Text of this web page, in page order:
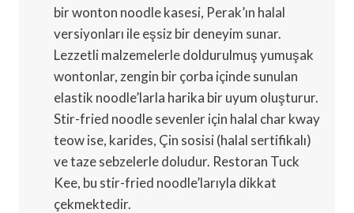
bir wonton noodle kasesi, Perak’ın halal
versiyonları ile eşsiz bir deneyim sunar.
Lezzetli malzemelerle doldurulmuş yumuşak
wontonlar, zengin bir çorba içinde sunulan
elastik noodle’larla harika bir uyum oluşturur.
Stir-fried noodle sevenler için halal char kway
teow ise, karides, Çin sosisi (halal sertifikalı)
ve taze sebzelerle doludur. Restoran Tuck
Kee, bu stir-fried noodle’larıyla dikkat
çekmektedir.